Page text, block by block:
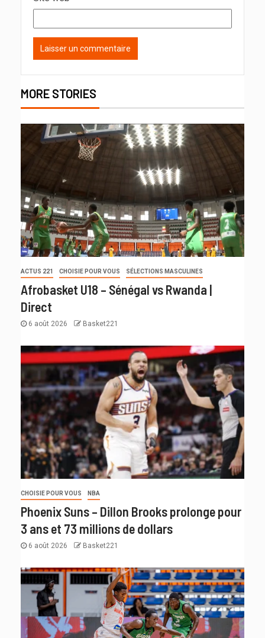
MORE STORIES
ACTUS 221 CHOISIE POUR VOUS SÉLECTIONS MASCULINES
Afrobasket U18 – Sénégal vs Rwanda |
Direct
6 août 2026 Basket221
CHOISIE POUR VOUS NBA
Phoenix Suns – Dillon Brooks prolonge pour
3 ans et 73 millions de dollars
6 août 2026 Basket221